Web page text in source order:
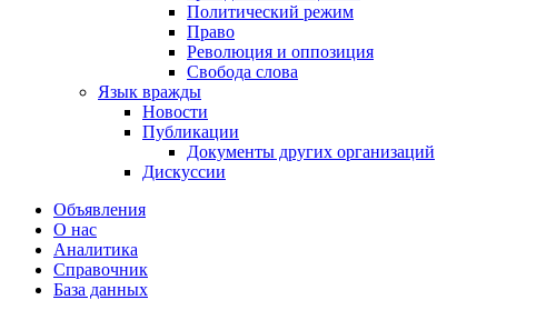
Политический режим
Право
Революция и оппозиция
Свобода слова
Язык вражды
Новости
Публикации
Документы других организаций
Дискуссии
Объявления
О нас
Аналитика
Справочник
База данных